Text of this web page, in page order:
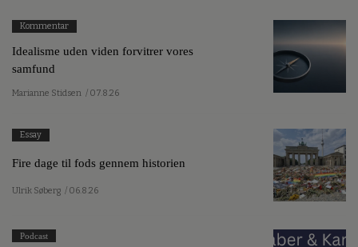
Kommentar
Idealisme uden viden forvitrer vores
samfund
Marianne Stidsen / 07.8.26
Essay
Fire dage til fods gennem historien
Ulrik Søberg / 06.8.26
Podcast